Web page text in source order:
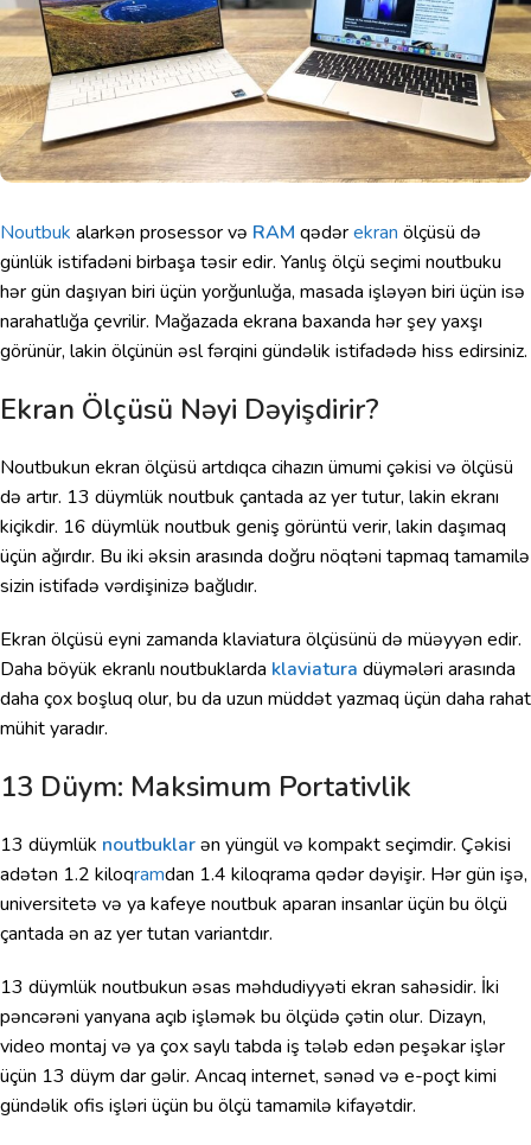
Noutbuk alarkən prosessor və RAM qədərekran ölçüsü də
günlük istifadəni birbaşa təsir edir. Yanlış ölçü seçimi noutbuku
hər gün daşıyan biri üçün yorğunluğa, masada işləyən biri üçün isə
narahatlığa çevrilir. Mağazada ekrana baxanda hər şey yaxşı
görünür, lakin ölçünün əsl fərqini gündəlik istifadədə hiss edirsiniz.
Ekran Ölçüsü Nəyi Dəyişdirir?
Noutbukun ekran ölçüsü artdıqca cihazın ümumi çəkisi və ölçüsü
də artır. 13 düymlük noutbuk çantada az yer tutur, lakin ekranı
kiçikdir. 16 düymlük noutbuk geniş görüntü verir, lakin daşımaq
üçün ağırdır. Bu iki əksin arasında doğru nöqtəni tapmaq tamamilə
sizin istifadə vərdişinizə bağlıdır.
Ekran ölçüsü eyni zamanda klaviatura ölçüsünü də müəyyən edir.
Daha böyük ekranlı noutbuklarda klaviatura düymələri arasında
daha çox boşluq olur, bu da uzun müddət yazmaq üçün daha rahat
mühit yaradır.
13 Düym: Maksimum Portativlik
13 düymlük noutbuklarən yüngül və kompakt seçimdir. Çəkisi
adətən 1.2 kiloqramdan 1.4 kiloqrama qədər dəyişir. Hər gün işə,
universitetə və ya kafeye noutbuk aparan insanlar üçün bu ölçü
çantada ən az yer tutan variantdır.
13 düymlük noutbukun əsas məhdudiyyəti ekran sahəsidir. İki
pəncərəni yanyana açıb işləmək bu ölçüdə çətin olur. Dizayn,
video montaj və ya çox saylı tabda iş tələb edən peşəkar işlər
üçün 13 düym dar gəlir. Ancaq internet, sənəd və e-poçt kimi
gündəlik ofis işləri üçün bu ölçü tamamilə kifayətdir.